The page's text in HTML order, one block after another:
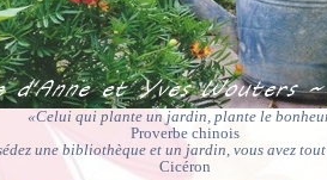
«Celui qui plante un jardin, plante le
Proverbe chinois
une bibliothèque et un jardin, vous avez
Cicéron